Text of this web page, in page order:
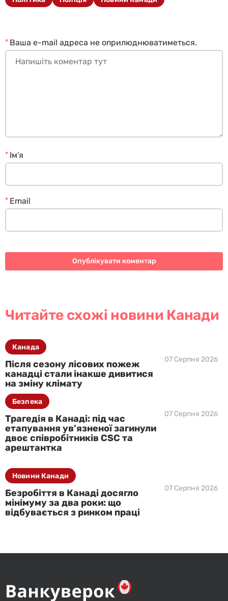
Ваша e-mail адреса не оприлюднюватиметься.
*
Ім'я
*
Email
*
Читайте схожі новини Канади
Після сезону лісових пожеж
канадці стали інакше дивитися
на зміну клімату
07 Серпня 2026
Канада
Трагедія в Канаді: під час
етапування ув’язненої загинули
двоє співробітників CSC та
арештантка
07 Серпня 2026
Безпека
Безробіття в Канаді досягло
мінімуму за два роки: що
відбувається з ринком праці
07 Серпня 2026
Новини Канади